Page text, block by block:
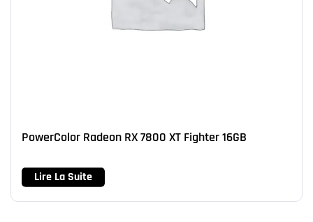
PowerColor Radeon RX 7800 XT Fighter 16GB
Lire La Suite